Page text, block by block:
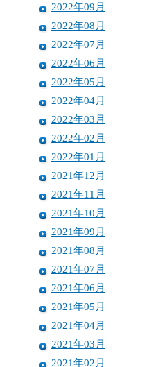
2022年09月
2022年08月
2022年07月
2022年06月
2022年05月
2022年04月
2022年03月
2022年02月
2022年01月
2021年12月
2021年11月
2021年10月
2021年09月
2021年08月
2021年07月
2021年06月
2021年05月
2021年04月
2021年03月
2021年02月